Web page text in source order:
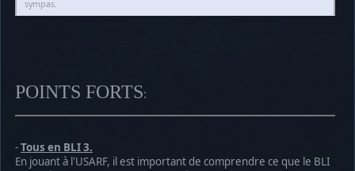
sympas.
POINTS FORTS:
-Tous en BLI 3.
En jouant à l'USARF, il est important de comprendre ce que le BLI